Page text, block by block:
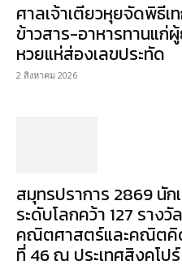
ศาลเจ้าเตียวหุยจัดพิธีเ
ข้าวสาร-อาหารทานแก่
หวยแห่ส่องเลขประทัด
2 สิงหาคม 2026
สมุทรปราการ 2869 นัก
ระดับโลกคว้า 127 รางวั
คณิตศาสตร์และคณิตคิ
ที่ 46 ณ ประเทศสิงคโป